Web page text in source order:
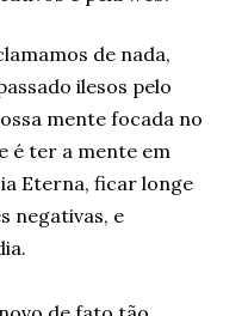
de nada,
ilesos pelo
mente focada no
é ter a mente em
Eterna, ficar longe
negativas, e